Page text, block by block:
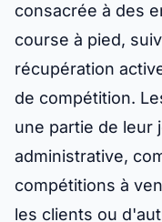
consacrée à des
course à pied,
récupération
de compétition.
une partie de leur
administrative,
compétitions à
les clients ou